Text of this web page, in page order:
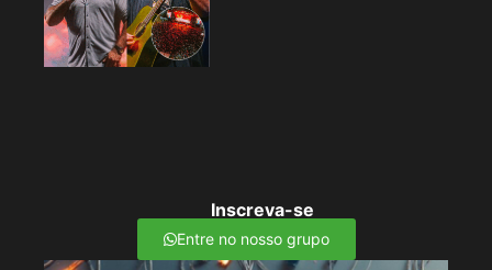
Inscreva-se
Entre no nosso grupo